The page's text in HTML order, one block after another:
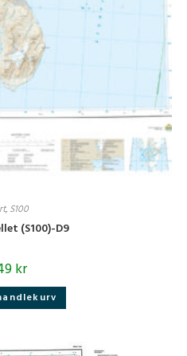
, S100
(S100)-D9
kr